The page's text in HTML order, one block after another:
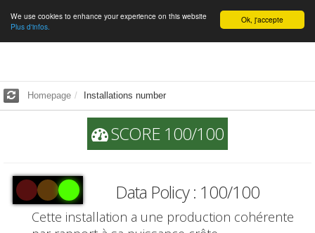
English Ok, j'accepte
We use cookies to enhance your experience on this website
Plus d'infos.
Homepage Installations number
SCORE 100/100
Data Policy : 100/100
Cette installation a une production cohérente